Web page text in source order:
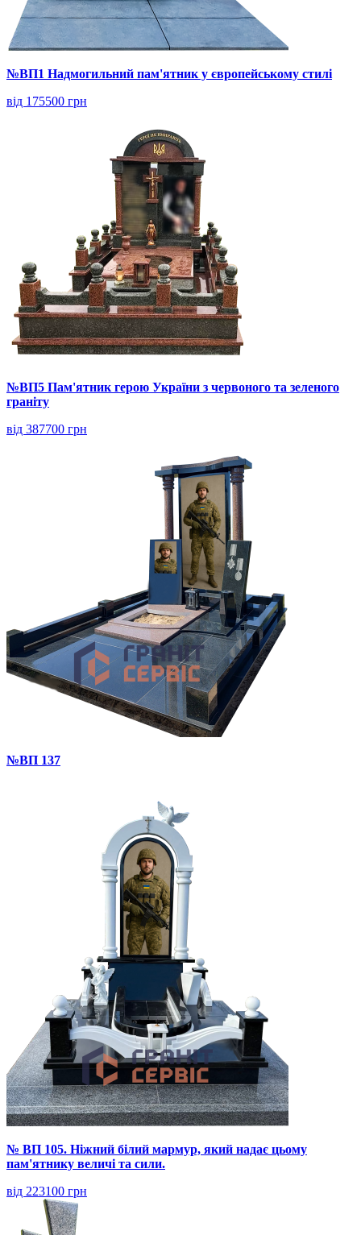
№ВП1 Надмогильний пам'ятник у європейському стилі
від 175500 грн
№ВП5 Пам'ятник герою України з червоного та зеленого
граніту
від 387700 грн
№ВП 137
№ ВП 105. Ніжний білий мармур, який надає цьому
пам'ятнику величі та сили.
від 223100 грн